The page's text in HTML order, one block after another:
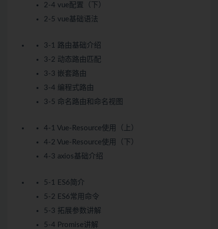
2-4 vue配置（下）
2-5 vue基础语法
3-1 路由基础介绍
3-2 动态路由匹配
3-3 嵌套路由
3-4 编程式路由
3-5 命名路由和命名视图
4-1 Vue-Resource使用（上）
4-2 Vue-Resource使用（下）
4-3 axios基础介绍
5-1 ES6简介
5-2 ES6常用命令
5-3 拓展参数讲解
5-4 Promise讲解